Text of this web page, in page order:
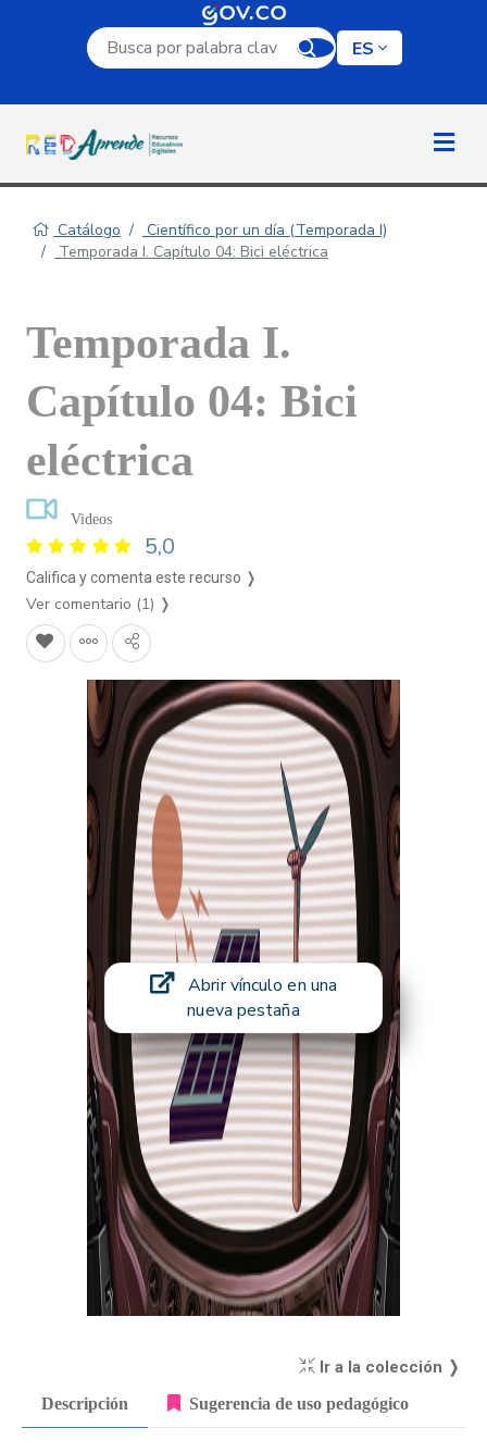
Campo de búsqueda por palabra clave
ES
Catálogo
Científico por un día (Temporada I)
Temporada I. Capítulo 04: Bici eléctrica
Temporada I.
Capítulo 04: Bici
eléctrica
Videos
5,0
Califica y comenta este recurso ❭
Ver comentario (1) ❭
Abrir vínculo en una
nueva pestaña
Ir a la colección ❭
Descripción Sugerencia de uso pedagógico